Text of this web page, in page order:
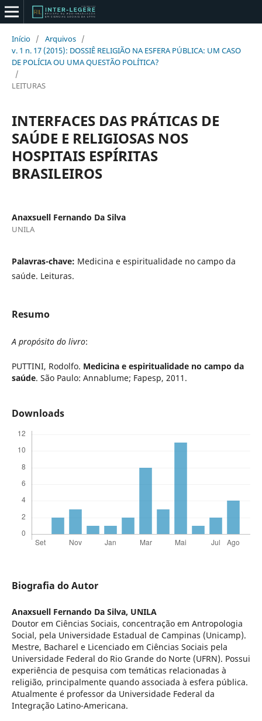
Início / Arquivos /
v. 1 n. 17 (2015): DOSSIÊ RELIGIÃO NA ESFERA PÚBLICA: UM CASO
DE POLÍCIA OU UMA QUESTÃO POLÍTICA?
/
LEITURAS
INTERFACES DAS PRÁTICAS DE
SAÚDE E RELIGIOSAS NOS
HOSPITAIS ESPÍRITAS
BRASILEIROS
Anaxsuell Fernando Da Silva
UNILA
Palavras-chave: Medicina e espiritualidade no campo da
saúde. Leituras.
Resumo
A propósito do livro:
PUTTINI, Rodolfo. Medicina e espiritualidade no campo da
saúde. São Paulo: Annablume; Fapesp, 2011.
Downloads
Biografia do Autor
Anaxsuell Fernando Da Silva, UNILA
Doutor em Ciências Sociais, concentração em Antropologia
Social, pela Universidade Estadual de Campinas (Unicamp).
Mestre, Bacharel e Licenciado em Ciências Sociais pela
Universidade Federal do Rio Grande do Norte (UFRN). Possui
experiência de pesquisa com temáticas relacionadas à
religião, principalmente quando associada à esfera pública.
Atualmente é professor da Universidade Federal da
Integração Latino-Americana.